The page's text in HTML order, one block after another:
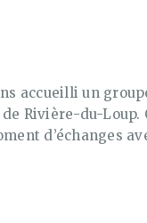
accueilli un
Rivière-du-Loup.
d’échanges